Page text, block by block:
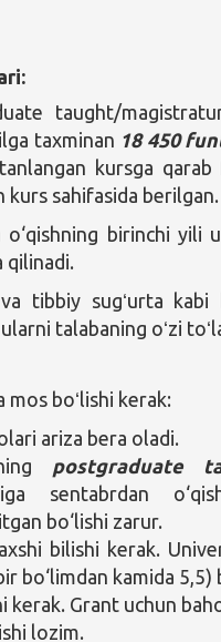
taught/
taxminan 18 450
kursga
kurs sahifasida berilgan.
birinchi yili
qilinadi.
tibbiy sugʻurta kabi
talabaning oʻzi
boʻlishi kerak:
ariza bera oladi.
postgraduate
sentabrdan
bo‘lishi zarur.
bilishi kerak.
bo‘limdan kamida
kerak. Grant uchun
lozim.